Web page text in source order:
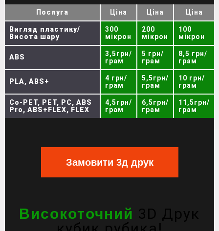
Послуга Ціна Ціна Ціна
Вигляд пластику/
Висота шару
300
мікрон
200
мікрон
100
мікрон
ABS
3,5грн/
грам
5 грн/
грам
8,5 грн/
грам
PLA, ABS+
4 грн/
грам
5,5грн/
грам
10 грн/
грам
Co-PET, PET, PC, ABS
Pro, ABS+FLEX, FLEX
4,5грн/
грам
6,5грн/
грам
11,5грн/
грам
Замовити 3д друк
Високоточний 3D Друк